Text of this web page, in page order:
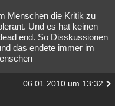
Menschen die Kritik zu
Und es hat keinen
end. So Disskussionen
das endete immer im
06.01.2010 um 13:32